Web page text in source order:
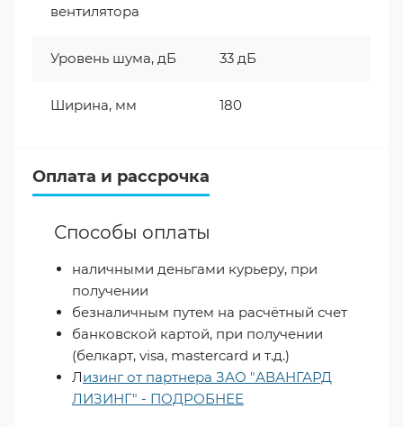
вентилятора
Уровень шума, дБ 33 дБ
Ширина, мм 180
Оплата и рассрочка
Способы оплаты
наличными деньгами курьеру, при
получении
безналичным путем на расчётный счет
банковской картой, при получении
(белкарт, visa, mastercard и т.д.)
Лизинг от партнера ЗАО "АВАНГАРД
ЛИЗИНГ" - ПОДРОБНЕЕ